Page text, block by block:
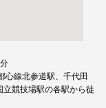
心線北参道駅、千代田
競技場駅の各駅から徒